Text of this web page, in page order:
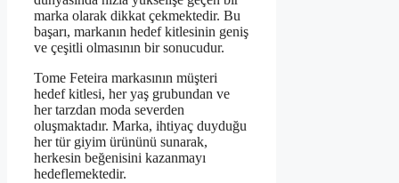
marka olarak dikkat çekmektedir. Bu
başarı, markanın hedef kitlesinin geniş
ve çeşitli olmasının bir sonucudur.
Tome Feteira markasının müşteri
hedef kitlesi, her yaş grubundan ve
her tarzdan moda severden
oluşmaktadır. Marka, ihtiyaç duyduğu
her tür giyim ürününü sunarak,
herkesin beğenisini kazanmayı
hedeflemektedir.